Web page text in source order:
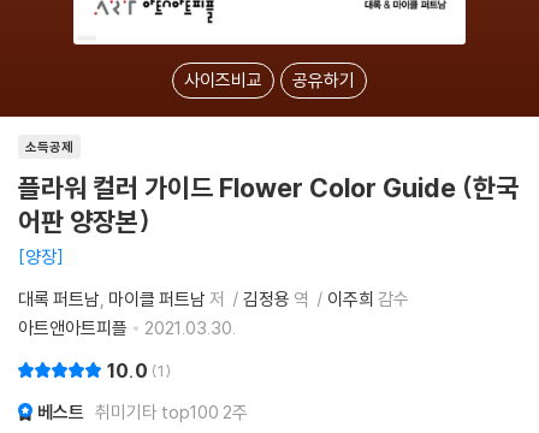
사이즈비교 공유하기
소득공제
플라워 컬러 가이드 Flower Color Guide (한국
어판 양장본)
양장
대록 퍼트남 마이클 퍼트남저 김정용 역 이주희 감수
아트앤아트피플
2021.03.30.
10.0 1
베스트 취미기타 top100 2주